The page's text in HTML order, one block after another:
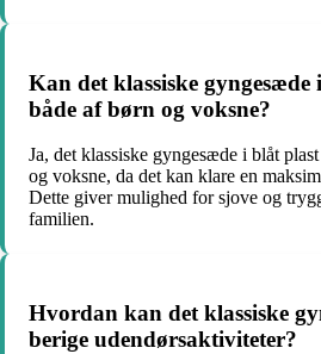
Kan det klassiske gyngesæde
både af børn og voksne?
Ja, det klassiske gyngesæde i blåt
og voksne, da det kan klare en
Dette giver mulighed for sjove og
familien.
Hvordan kan det klassiske
berige udendørsaktiviteter?